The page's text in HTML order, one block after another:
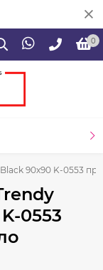
0
90х90 K-0553
0553